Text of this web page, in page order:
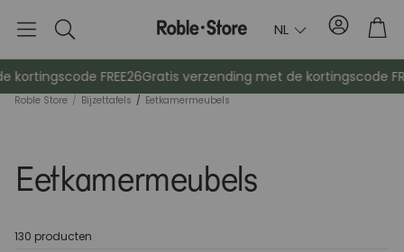
Zoek
op
NL Account
FREE26Gratis verzending met de kortingscode
Roble Store / Bijzettafels / Eetkamermeubels
Eetkamermeubels
130 producten